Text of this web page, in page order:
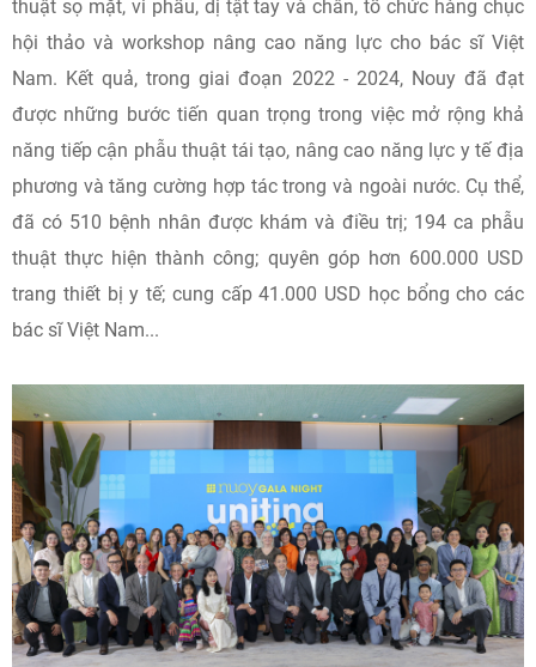
thuật sọ mặt, vi phẫu, dị tật tay và chân, tổ chức hàng chục
hội thảo và workshop nâng cao năng lực cho bác sĩ Việt
Nam. Kết quả, trong giai đoạn 2022 - 2024, Nouy đã đạt
được những bước tiến quan trọng trong việc mở rộng khả
năng tiếp cận phẫu thuật tái tạo, nâng cao năng lực y tế địa
phương và tăng cường hợp tác trong và ngoài nước. Cụ thể,
đã có 510 bệnh nhân được khám và điều trị; 194 ca phẫu
thuật thực hiện thành công; quyên góp hơn 600.000 USD
trang thiết bị y tế; cung cấp 41.000 USD học bổng cho các
bác sĩ Việt Nam...